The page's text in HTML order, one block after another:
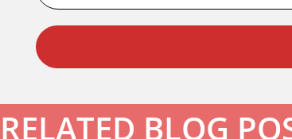
RELATED BLOG